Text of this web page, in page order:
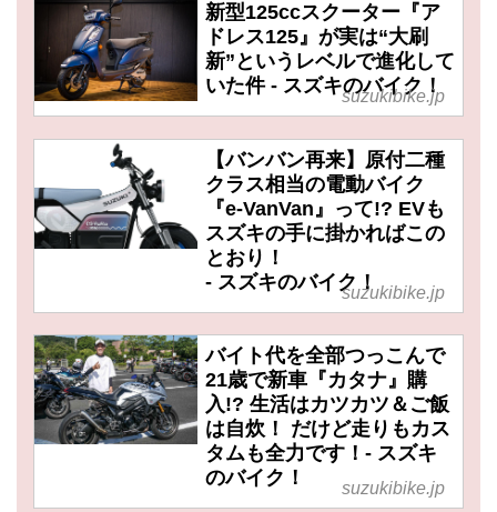
新型125ccスクーター『ア
ドレス125』が実は“大刷
新”というレベルで進化して
いた件 - スズキのバイク！
suzukibike.jp
【バンバン再来】原付二種
クラス相当の電動バイク
『e-VanVan』って!? EVも
スズキの手に掛かればこの
とおり！
- スズキのバイク！suzukibike.jp
バイト代を全部つっこんで
21歳で新車『カタナ』購
入!? 生活はカツカツ＆ご飯
は自炊！ だけど走りもカス
タムも全力です！- スズキ
のバイク！
suzukibike.jp